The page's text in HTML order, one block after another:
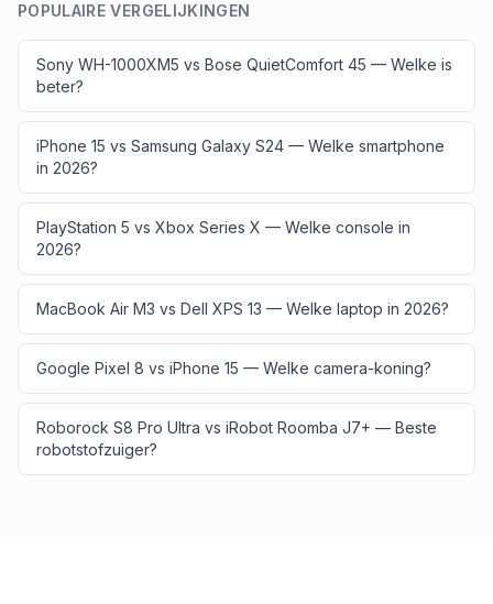
POPULAIRE VERGELIJKINGEN
Sony WH-1000XM5 vs Bose QuietComfort 45 — Welke is
beter?
iPhone 15 vs Samsung Galaxy S24 — Welke smartphone
in 2026?
PlayStation 5 vs Xbox Series X — Welke console in
2026?
MacBook Air M3 vs Dell XPS 13 — Welke laptop in 2026?
Google Pixel 8 vs iPhone 15 — Welke camera-koning?
Roborock S8 Pro Ultra vs iRobot Roomba J7+ — Beste
robotstofzuiger?